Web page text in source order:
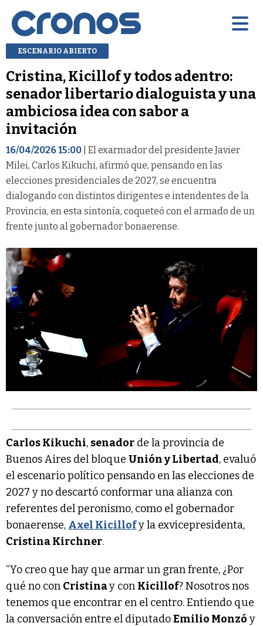
ESCENARIO ABIERTO
Cristina, Kicillof y todos adentro:
senador libertario dialoguista y una
ambiciosa idea con sabor a
invitación
16/04/2026 15:00 | El exarmador del presidente Javier
Milei, Carlos Kikuchi, afirmó que, pensando en las
elecciones presidenciales de 2027, se encuentra
dialogando con distintos dirigentes e intendentes de la
Provincia, en esta sintonía, coqueteó con el armado de un
frente junto al gobernador bonaerense.
Carlos Kikuchi, senador de la provincia de
Buenos Aires del bloque Unión y Libertad, evaluó
el escenario político pensando en las elecciones de
2027 y no descartó conformar una alianza con
referentes del peronismo, como el gobernador
bonaerense, Axel Kicillofy la exvicepresidenta,
Cristina Kirchner.
“Yo creo que hay que armar un gran frente, ¿Por
qué no con Cristinay con Kicillof? Nosotros nos
tenemos que encontrar en el centro. Entiendo que
la conversación entre el diputadoEmilio Monzó y